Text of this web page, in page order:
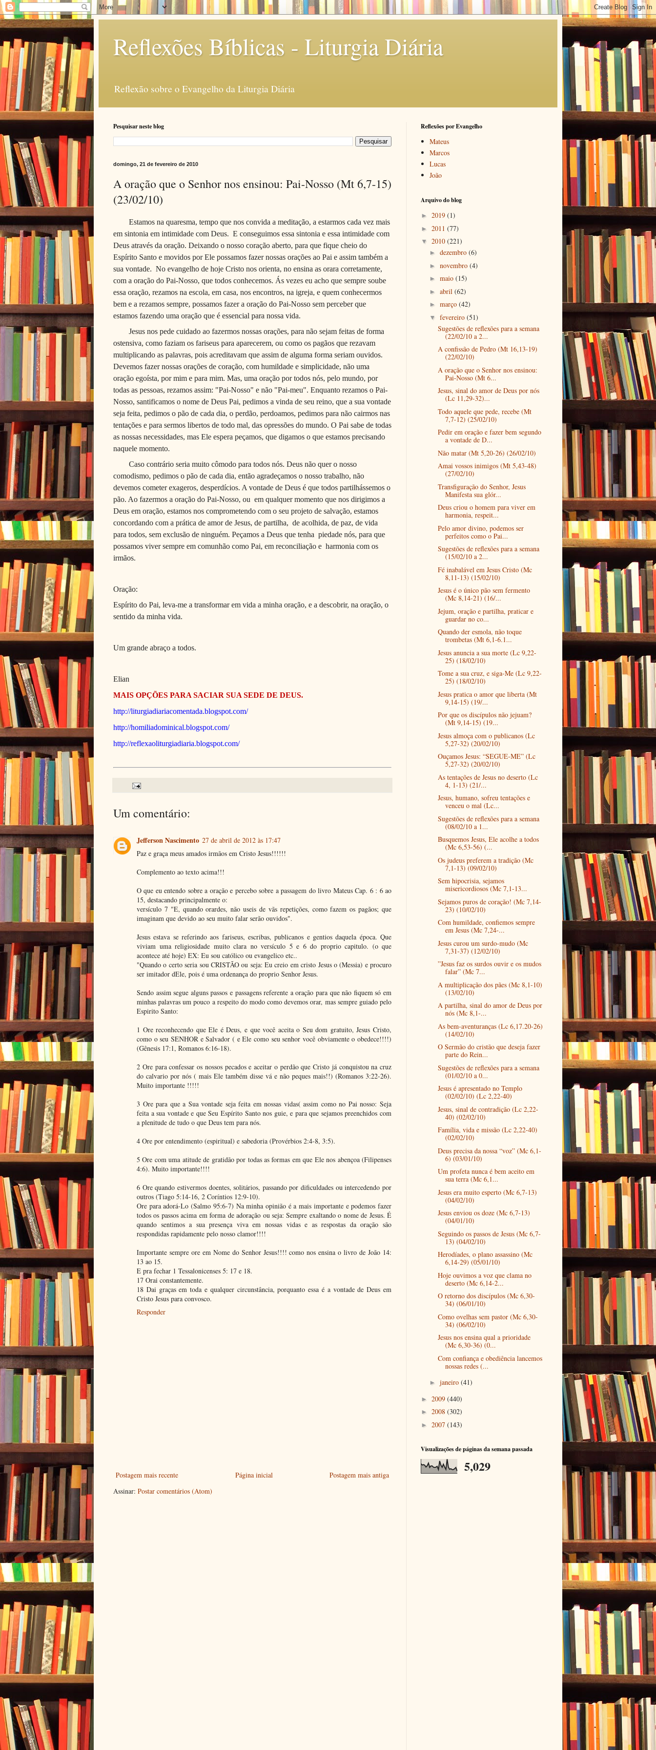
Reflexões Bíblicas - Liturgia Diária
Reflexão sobre o Evangelho da Liturgia Diária
Pesquisar neste blog
domingo, 21 de fevereiro de 2010
A oração que o Senhor nos ensinou: Pai-Nosso (Mt 6,7-15)
(23/02/10)
Estamos na quaresma, tempo que nos convida a meditação, a estarmos cada vez mais
em sintonia em intimidade com Deus. E conseguimos essa sintonia e essa intimidade com
Deus através da oração. Deixando o nosso coração aberto, para que fique cheio do
Espírito Santo e movidos por Ele possamos fazer nossas orações ao Pai e assim também a
sua vontade. No evangelho de hoje Cristo nos orienta, no ensina as orara corretamente,
com a oração do Pai-Nosso, que todos conhecemos. Ás vezes eu acho que sempre soube
essa oração, rezamos na escola, em casa, nos encontros, na igreja, e quem conhecermos
bem e a rezamos sempre, possamos fazer a oração do Pai-Nosso sem perceber que
estamos fazendo uma oração que é essencial para nossa vida.
Jesus nos pede cuidado ao fazermos nossas orações, para não sejam feitas de forma
ostensiva, como faziam os fariseus para aparecerem, ou como os pagãos que rezavam
multiplicando as palavras, pois acreditavam que assim de alguma forma seriam ouvidos.
Devemos fazer nossas orações de coração, com humildade e simplicidade, não uma
oração egoísta, por mim e para mim. Mas, uma oração por todos nós, pelo mundo, por
todas as pessoas, rezamos assim: "Pai-Nosso" e não "Pai-meu". Enquanto rezamos o Pai-
Nosso, santificamos o nome de Deus Pai, pedimos a vinda de seu reino, que a sua vontade
seja feita, pedimos o pão de cada dia, o perdão, perdoamos, pedimos para não cairmos nas
tentações e para sermos libertos de todo mal, das opressões do mundo. O Pai sabe de todas
as nossas necessidades, mas Ele espera peçamos, que digamos o que estamos precisando
naquele momento.
Caso contrário seria muito cômodo para todos nós. Deus não quer o nosso
comodismo, pedimos o pão de cada dia, então agradeçamos o nosso trabalho, não
devemos cometer exageros, desperdícios. A vontade de Deus é que todos partilhássemos o
pão. Ao fazermos a oração do Pai-Nosso, ou em qualquer momento que nos dirigimos a
Deus em oração, estamos nos comprometendo com o seu projeto de salvação, estamos
concordando com a prática de amor de Jesus, de partilha, de acolhida, de paz, de vida
para todos, sem exclusão de ninguém. Peçamos a Deus que tenha piedade nós, para que
possamos viver sempre em comunhão como Pai, em reconciliação e harmonia com os
irmãos.
Oração:
Espírito do Pai, leva-me a transformar em vida a minha oração, e a descobrir, na oração, o
sentido da minha vida.
Um grande abraço a todos.
Elian
MAIS OPÇÕES PARA SACIAR SUA SEDE DE DEUS.
http://liturgiadiariacomentada.blogspot.com/
http://homiliadominical.blogspot.com/
http://reflexaoliturgiadiaria.blogspot.com/
Um comentário:
Jefferson Nascimento 27 de abril de 2012 às 17:47
Paz e graça meus amados irmãos em Cristo Jesus!!!!!!
Complemento ao texto acima!!!
O que eu entendo sobre a oração e percebo sobre a passagem do livro Mateus Cap. 6 : 6 ao
15, destacando principalmente o:
versículo 7 "E, quando orardes, não useis de vãs repetições, como fazem os pagãos; que
imaginam que devido ao seu muito falar serão ouvidos".
Jesus estava se referindo aos fariseus, escribas, publicanos e gentios daquela época. Que
viviam uma religiosidade muito clara no versículo 5 e 6 do proprio capitulo. (o que
acontece até hoje) EX: Eu sou católico ou evangelico etc..
"Quando o certo seria sou CRISTÃO ou seja: Eu creio em cristo Jesus o (Messia) e procuro
ser imitador dEle, pois é uma ordenança do proprio Senhor Jesus.
Sendo assim segue alguns passos e passagens referente a oração para que não fiquem só em
minhas palavras um pouco a respeito do modo como devemos orar, mas sempre guiado pelo
Espirito Santo:
1 Ore reconhecendo que Ele é Deus, e que você aceita o Seu dom gratuito, Jesus Cristo,
como o seu SENHOR e Salvador ( e Ele como seu senhor você obviamente o obedece!!!!)
(Gênesis 17:1, Romanos 6:16-18).
2 Ore para confessar os nossos pecados e aceitar o perdão que Cristo já conquistou na cruz
do calvario por nós ( mais Ele também disse vá e não peques mais!!) (Romanos 3:22-26).
Muito importante !!!!!
3 Ore para que a Sua vontade seja feita em nossas vidas( assim como no Pai nosso: Seja
feita a sua vontade e que Seu Espírito Santo nos guie, e para que sejamos preenchidos com
a plenitude de tudo o que Deus tem para nós.
4 Ore por entendimento (espiritual) e sabedoria (Provérbios 2:4-8, 3:5).
5 Ore com uma atitude de gratidão por todas as formas em que Ele nos abençoa (Filipenses
4:6). Muito importante!!!!
6 Ore quando estivermos doentes, solitários, passando por dificuldades ou intercedendo por
outros (Tiago 5:14-16, 2 Coríntios 12:9-10).
Ore para adorá-Lo (Salmo 95:6-7) Na minha opinião é a mais importante e podemos fazer
todos os passos acima em forma de adoração ou seja: Sempre exaltando o nome de Jesus. É
quando sentimos a sua presença viva em nossas vidas e as respostas da oração são
respondidas rapidamente pelo nosso clamor!!!!
Importante sempre ore em Nome do Senhor Jesus!!!! como nos ensina o livro de João 14:
13 ao 15.
E pra fechar 1 Tessalonicenses 5: 17 e 18.
17 Orai constantemente.
18 Dai graças em toda e qualquer circunstância, porquanto essa é a vontade de Deus em
Cristo Jesus para convosco.
Responder
Postagem mais recente Postagem mais antiga
Página inicial
Assinar: Postar comentários (Atom)
Reflexões por Evangelho
Mateus
Marcos
Lucas
João
Arquivo do blog
► 2019 (1)
► 2011 (77)
▼ 2010 (221)
► dezembro (6)
► novembro (4)
► maio (15)
► abril (62)
► março (42)
▼ fevereiro (51)
Sugestões de reflexões para a semana
(22/02/10 a 2...
A confissão de Pedro (Mt 16,13-19)
(22/02/10)
A oração que o Senhor nos ensinou:
Pai-Nosso (Mt 6...
Jesus, sinal do amor de Deus por nós
(Lc 11,29-32)...
Todo aquele que pede, recebe (Mt
7,7-12) (25/02/10)
Pedir em oração e fazer bem segundo
a vontade de D...
Não matar (Mt 5,20-26) (26/02/10)
Amai vossos inimigos (Mt 5,43-48)
(27/02/10)
Transfiguração do Senhor, Jesus
Manifesta sua glór...
Deus criou o homem para viver em
harmonia, respeit...
Pelo amor divino, podemos ser
perfeitos como o Pai...
Sugestões de reflexões para a semana
(15/02/10 a 2...
Fé inabalável em Jesus Cristo (Mc
8,11-13) (15/02/10)
Jesus é o único pão sem fermento
(Mc 8,14-21) (16/...
Jejum, oração e partilha, praticar e
guardar no co...
Quando der esmola, não toque
trombetas (Mt 6,1-6.1...
Jesus anuncia a sua morte (Lc 9,22-
25) (18/02/10)
Tome a sua cruz, e siga-Me (Lc 9,22-
25) (18/02/10)
Jesus pratica o amor que liberta (Mt
9,14-15) (19/...
Por que os discípulos não jejuam?
(Mt 9,14-15) (19...
Jesus almoça com o publicanos (Lc
5,27-32) (20/02/10)
Ouçamos Jesus: “SEGUE-ME” (Lc
5,27-32) (20/02/10)
As tentações de Jesus no deserto (Lc
4, 1-13) (21/...
Jesus, humano, sofreu tentações e
venceu o mal (Lc...
Sugestões de reflexões para a semana
(08/02/10 a 1...
Busquemos Jesus, Ele acolhe a todos
(Mc 6,53-56) (...
Os judeus preferem a tradição (Mc
7,1-13) (09/02/10)
Sem hipocrisia, sejamos
misericordiosos (Mc 7,1-13...
Sejamos puros de coração! (Mc 7,14-
23) (10/02/10)
Com humildade, confiemos sempre
em Jesus (Mc 7,24-...
Jesus curou um surdo-mudo (Mc
7,31-37) (12/02/10)
”Jesus faz os surdos ouvir e os mudos
falar” (Mc 7...
A multiplicação dos pães (Mc 8,1-10)
(13/02/10)
A partilha, sinal do amor de Deus por
nós (Mc 8,1-...
As bem-aventuranças (Lc 6,17.20-26)
(14/02/10)
O Sermão do cristão que deseja fazer
parte do Rein...
Sugestões de reflexões para a semana
(01/02/10 a 0...
Jesus é apresentado no Templo
(02/02/10) (Lc 2,22-40)
Jesus, sinal de contradição (Lc 2,22-
40) (02/02/10)
Família, vida e missão (Lc 2,22-40)
(02/02/10)
Deus precisa da nossa “voz” (Mc 6,1-
6) (03/01/10)
Um profeta nunca é bem aceito em
sua terra (Mc 6,1...
Jesus era muito esperto (Mc 6,7-13)
(04/02/10)
Jesus enviou os doze (Mc 6,7-13)
(04/01/10)
Seguindo os passos de Jesus (Mc 6,7-
13) (04/02/10)
Herodíades, o plano assassino (Mc
6,14-29) (05/01/10)
Hoje ouvimos a voz que clama no
deserto (Mc 6,14-2...
O retorno dos discípulos (Mc 6,30-
34) (06/01/10)
Como ovelhas sem pastor (Mc 6,30-
34) (06/02/10)
Jesus nos ensina qual a prioridade
(Mc 6,30-36) (0...
Com confiança e obediência lancemos
nossas redes (...
► janeiro (41)
► 2009 (440)
► 2008 (302)
► 2007 (143)
Visualizações de páginas da semana passada
5,029